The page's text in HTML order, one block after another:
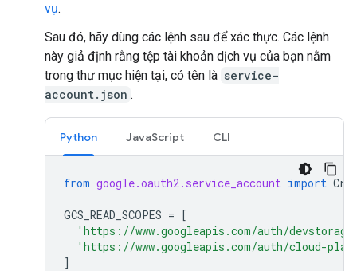
vụ.
Sau đó, hãy dùng các lệnh sau để xác thực. Các lệnh
này giả định rằng tệp tài khoản dịch vụ của bạn nằm
trong thư mục hiện tại, có tên là service-
account.json .
Python JavaScript CLI
from google.oauth2.service_account import
GCS_READ_SCOPES = [
'https://www.googleapis.com/auth/
'https://www.googleapis.com/auth/cloud-
]